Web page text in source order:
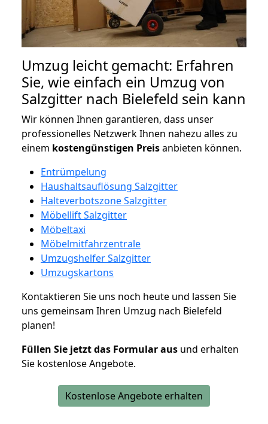
Umzug leicht gemacht: Erfahren
Sie, wie einfach ein Umzug von
Salzgitter nach Bielefeld sein kann
Wir können Ihnen garantieren, dass unser
professionelles Netzwerk Ihnen nahezu alles zu
einem kostengünstigen Preisanbieten können.
Entrümpelung
Haushaltsauflösung Salzgitter
Halteverbotszone Salzgitter
Möbellift Salzgitter
Möbeltaxi
Möbelmitfahrzentrale
Umzugshelfer Salzgitter
Umzugskartons
Kontaktieren Sie uns noch heute und lassen Sie
uns gemeinsam Ihren Umzug nach Bielefeld
planen!
Füllen Sie jetzt das Formular aus und erhalten
Sie kostenlose Angebote.
Kostenlose Angebote erhalten